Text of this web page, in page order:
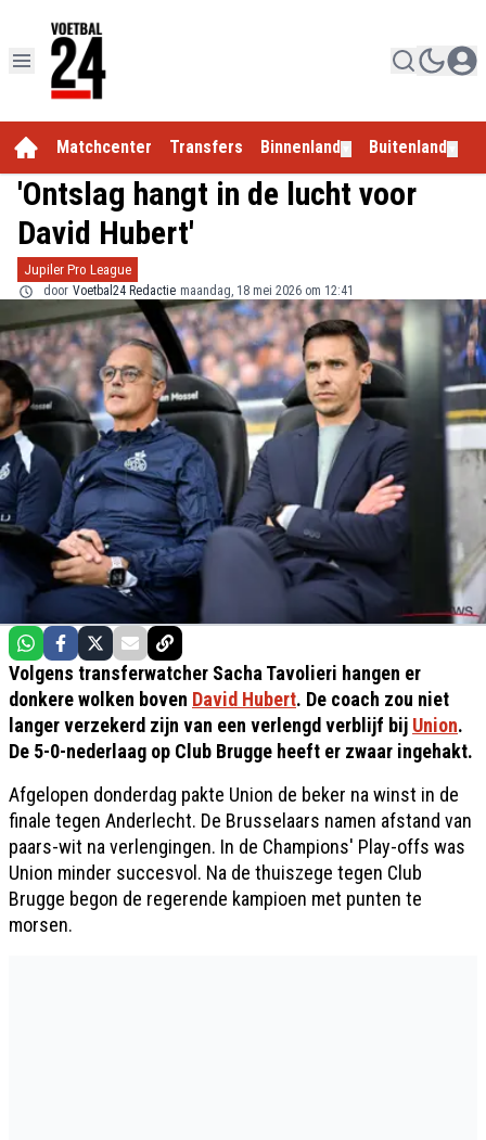
Matchcenter Transfers Binnenland Buitenland
'Ontslag hangt in de lucht voor
David Hubert'
Jupiler Pro League
door Voetbal24 Redactie maandag, 18 mei 2026 om 12:41
Volgens transferwatcher Sacha Tavolieri hangen er
donkere wolken boven David Hubert. De coach zou niet
langer verzekerd zijn van een verlengd verblijf bij Union.
De 5-0-nederlaag op Club Brugge heeft er zwaar ingehakt.
Afgelopen donderdag pakte Union de beker na winst in de
finale tegen Anderlecht. De Brusselaars namen afstand van
paars-wit na verlengingen. In de Champions' Play-offs was
Union minder succesvol. Na de thuiszege tegen Club
Brugge begon de regerende kampioen met punten te
morsen.